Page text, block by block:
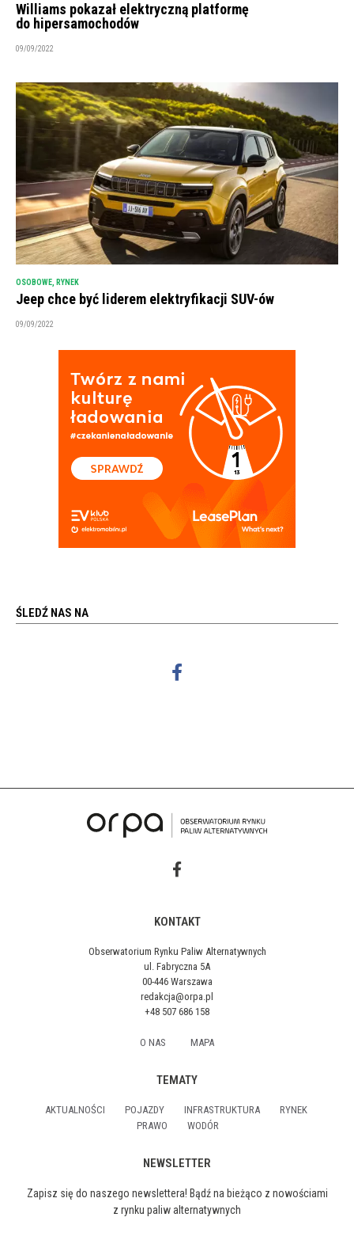
Williams pokazał elektryczną platformę
do hipersamochodów
09/09/2022
OSOBOWE RYNEK
Jeep chce być liderem elektryfikacji SUV-ów
09/09/2022
ŚLEDŹ NAS NA
KONTAKT
Obserwatorium Rynku Paliw Alternatywnych
ul. Fabryczna 5A
00-446 Warszawa
redakcja@orpa.pl
+48 507 686 158
O NAS MAPA
TEMATY
AKTUALNOŚCI POJAZDY INFRASTRUKTURA
RYNEK
PRAWO
WODÓR
NEWSLETTER
Zapisz się do naszego newslettera! Bądź na bieżąco z nowościami
z rynku paliw alternatywnych